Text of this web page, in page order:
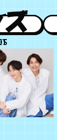
ト